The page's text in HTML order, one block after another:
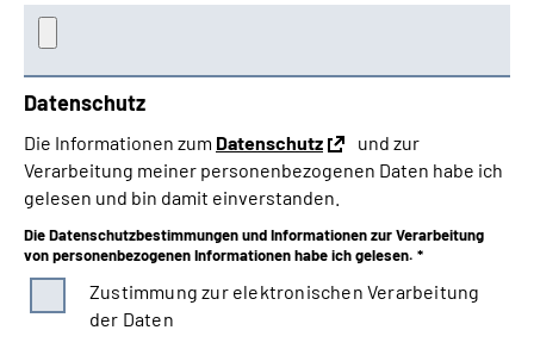
Datenschutz
Die Informationen zum Datenschutz
und zur
Verarbeitung meiner personenbezogenen Daten habe ich
gelesen und bin damit einverstanden.
Die Datenschutzbestimmungen und Informationen zur Verarbeitung
von personenbezogenen Informationen habe ich gelesen. *
Zustimmung zur elektronischen Verarbeitung
der Daten